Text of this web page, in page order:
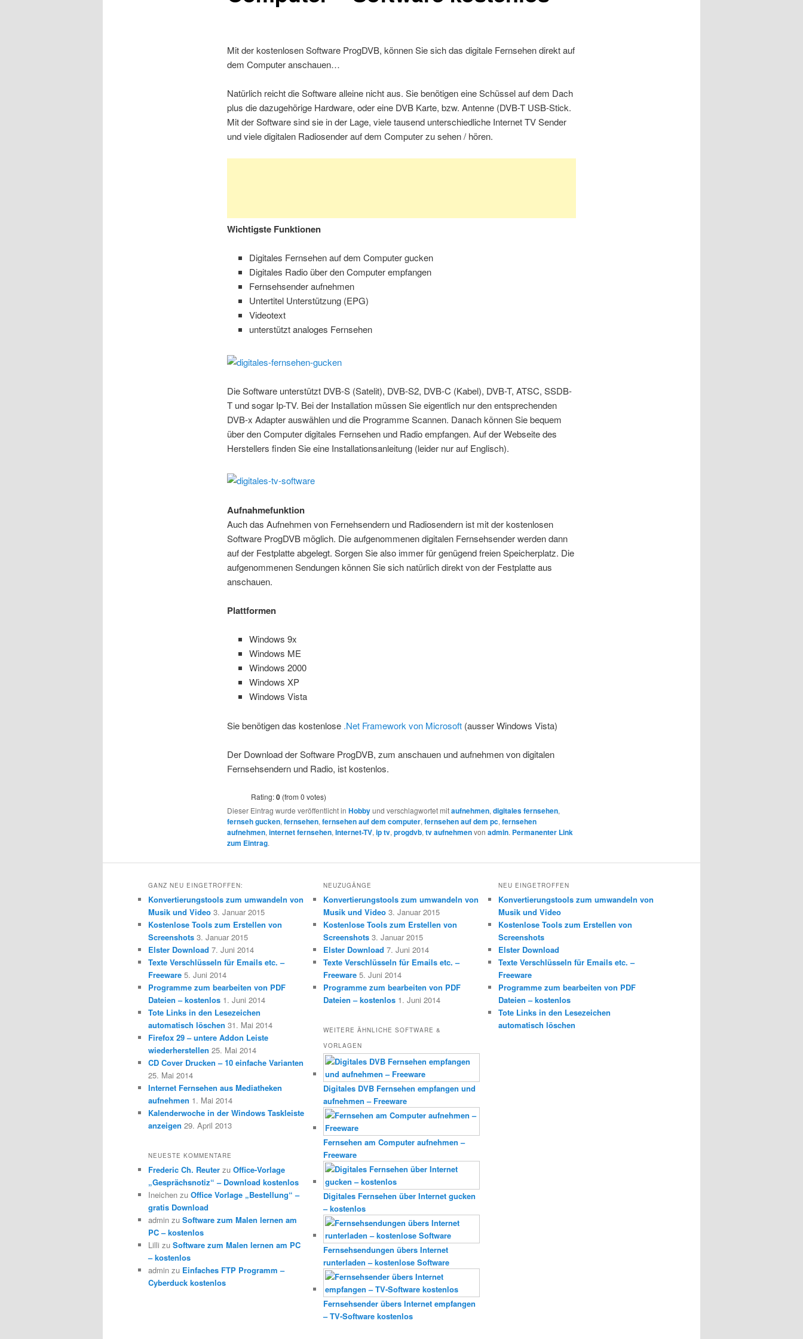
Mit der kostenlosen Software ProgDVB, können Sie sich das digitale Fernsehen direkt auf
dem Computer anschauen…
Natürlich reicht die Software alleine nicht aus. Sie benötigen eine Schüssel auf dem Dach
plus die dazugehörige Hardware, oder eine DVB Karte, bzw. Antenne (DVB-T USB-Stick.
Mit der Software sind sie in der Lage, viele tausend unterschiedliche Internet TV Sender
und viele digitalen Radiosender auf dem Computer zu sehen / hören.
Wichtigste Funktionen
Digitales Fernsehen auf dem Computer gucken
Digitales Radio über den Computer empfangen
Fernsehsender aufnehmen
Untertitel Unterstützung (EPG)
Videotext
unterstützt analoges Fernsehen
Die Software unterstützt DVB-S (Satelit), DVB-S2, DVB-C (Kabel), DVB-T, ATSC, SSDB-
T und sogar Ip-TV. Bei der Installation müssen Sie eigentlich nur den entsprechenden
DVB-x Adapter auswählen und die Programme Scannen. Danach können Sie bequem
über den Computer digitales Fernsehen und Radio empfangen. Auf der Webseite des
Herstellers finden Sie eine Installationsanleitung (leider nur auf Englisch).
Aufnahmefunktion
Auch das Aufnehmen von Fernehsendern und Radiosendern ist mit der kostenlosen
Software ProgDVB möglich. Die aufgenommenen digitalen Fernsehsender werden dann
auf der Festplatte abgelegt. Sorgen Sie also immer für genügend freien Speicherplatz. Die
aufgenommenen Sendungen können Sie sich natürlich direkt von der Festplatte aus
anschauen.
Plattformen
Windows 9x
Windows ME
Windows 2000
Windows XP
Windows Vista
Sie benötigen das kostenlose .Net Framework von Microsoft (ausser Windows Vista)
Der Download der Software ProgDVB, zum anschauen und aufnehmen von digitalen
Fernsehsendern und Radio, ist kostenlos.
Rating:0(from 0 votes)
Dieser Eintrag wurde veröffentlicht in Hobbyund verschlagwortet mitaufnehmen, digitales fernsehen,
fernseh gucken, fernsehen, fernsehen auf dem computer, fernsehen auf dem pc, fernsehen
aufnehmen, internet fernsehen, Internet-TV, ip tv, progdvb, tv aufnehmenvon admin. Permanenter Link
zum Eintrag.
GANZ NEU EINGETROFFEN:
Konvertierungstools zum umwandeln von
Musik und Video 3. Januar 2015
Kostenlose Tools zum Erstellen von
Screenshots 3. Januar 2015
Elster Download 7. Juni 2014
Texte Verschlüsseln für Emails etc. –
Freeware 5. Juni 2014
Programme zum bearbeiten von PDF
Dateien – kostenlos 1. Juni 2014
Tote Links in den Lesezeichen
automatisch löschen 31. Mai 2014
Firefox 29 – untere Addon Leiste
wiederherstellen 25. Mai 2014
CD Cover Drucken – 10 einfache Varianten
25. Mai 2014
Internet Fernsehen aus Mediatheken
aufnehmen 1. Mai 2014
Kalenderwoche in der Windows Taskleiste
anzeigen 29. April 2013
NEUESTE KOMMENTARE
Frederic Ch. Reuter zu Office-Vorlage
„Gesprächsnotiz“ – Download kostenlos
Ineichen zu Office Vorlage „Bestellung“ –
gratis Download
admin zu Software zum Malen lernen am
PC – kostenlos
Lilli zu Software zum Malen lernen am PC
– kostenlos
admin zu Einfaches FTP Programm –
Cyberduck kostenlos
NEUZUGÄNGE
Konvertierungstools zum umwandeln von
Musik und Video 3. Januar 2015
Kostenlose Tools zum Erstellen von
Screenshots 3. Januar 2015
Elster Download 7. Juni 2014
Texte Verschlüsseln für Emails etc. –
Freeware 5. Juni 2014
Programme zum bearbeiten von PDF
Dateien – kostenlos 1. Juni 2014
WEITERE ÄHNLICHE SOFTWARE &
VORLAGEN
Digitales DVB Fernsehen empfangen und
aufnehmen – Freeware
Fernsehen am Computer aufnehmen –
Freeware
Digitales Fernsehen über Internet gucken
– kostenlos
Fernsehsendungen übers Internet
runterladen – kostenlose Software
Fernsehsender übers Internet empfangen
– TV-Software kostenlos
NEU EINGETROFFEN
Konvertierungstools zum umwandeln von
Musik und Video
Kostenlose Tools zum Erstellen von
Screenshots
Elster Download
Texte Verschlüsseln für Emails etc. –
Freeware
Programme zum bearbeiten von PDF
Dateien – kostenlos
Tote Links in den Lesezeichen
automatisch löschen